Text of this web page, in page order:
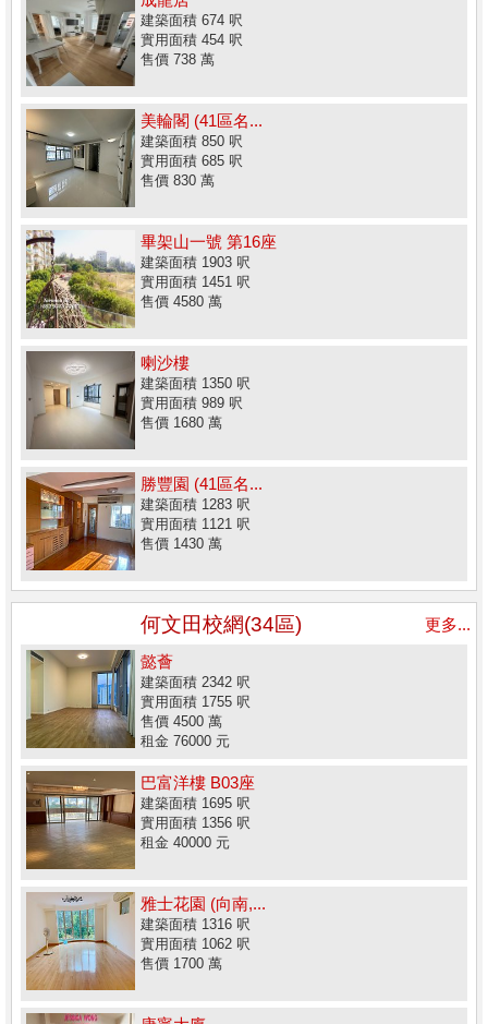
建築面積 674 呎
實用面積 454 呎
售價 738 萬
美輪閣 (41區名...
建築面積 850 呎
實用面積 685 呎
售價 830 萬
畢架山一號 第16座
建築面積 1903 呎
實用面積 1451 呎
售價 4580 萬
喇沙樓
建築面積 1350 呎
實用面積 989 呎
售價 1680 萬
勝豐園 (41區名...
建築面積 1283 呎
實用面積 1121 呎
售價 1430 萬
何文田校網(34區)
更多...
懿薈
建築面積 2342 呎
實用面積 1755 呎
售價 4500 萬
租金 76000 元
巴富洋樓 B03座
建築面積 1695 呎
實用面積 1356 呎
租金 40000 元
雅士花園 (向南,...
建築面積 1316 呎
實用面積 1062 呎
售價 1700 萬